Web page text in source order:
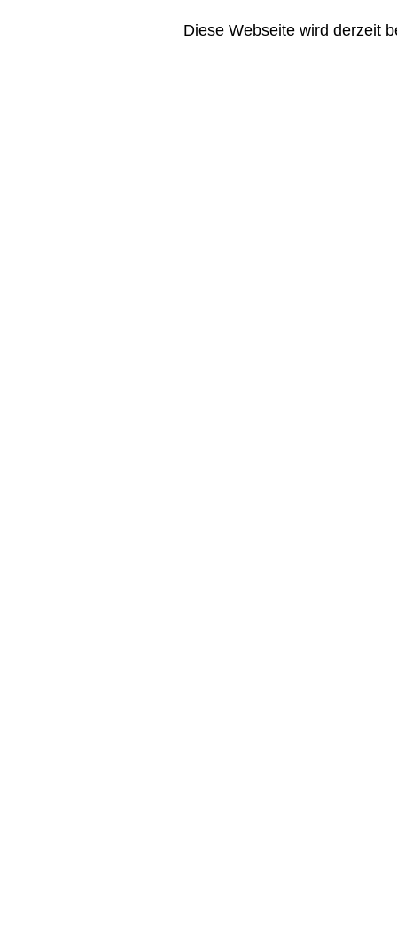
Diese Webseite wird derzeit